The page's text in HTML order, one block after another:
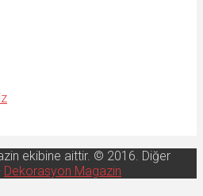
ekibine aittir. © 2016. Diğer
Dekorasyon Magazin